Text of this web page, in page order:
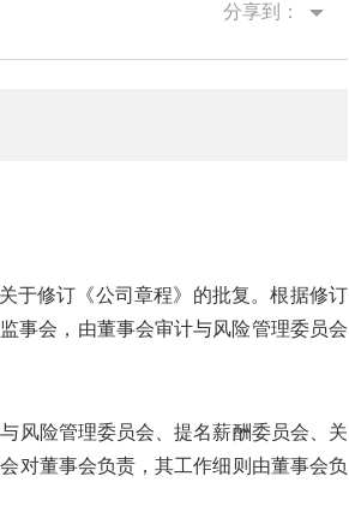
分享到：
于修订《公司章程》的批复。根据修订
事会，由董事会审计与风险管理委员会
风险管理委员会、提名薪酬委员会、关
对董事会负责，其工作细则由董事会负